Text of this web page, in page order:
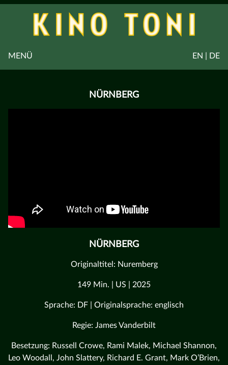
EN | DE
MENÜ
NÜRNBERG
NÜRNBERG
Originaltitel: Nuremberg
149 Min. | US | 2025
Sprache: DF | Originalsprache: englisch
Regie: James Vanderbilt
Besetzung: Russell Crowe, Rami Malek, Michael Shannon,
Leo Woodall, John Slattery, Richard E. Grant, Mark O’Brien,